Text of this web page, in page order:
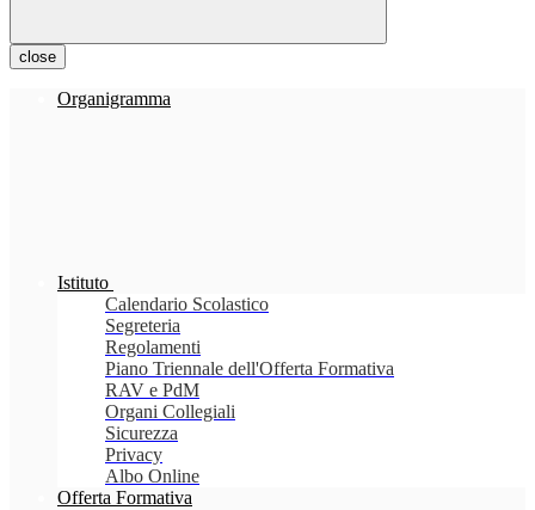
close
Organigramma
Istituto
Calendario Scolastico
Segreteria
Regolamenti
Piano Triennale dell'Offerta Formativa
RAV e PdM
Organi Collegiali
Sicurezza
Privacy
Albo Online
Offerta Formativa